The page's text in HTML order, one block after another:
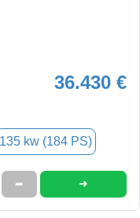
36.430 €
135 kw (184 PS)
➦ ➜